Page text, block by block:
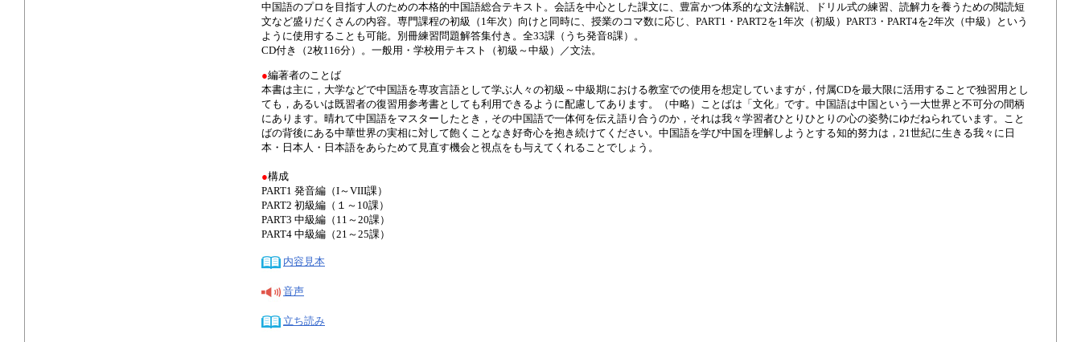
中国語のプロを目指す人のための本格的中国語総合テキスト。会話を中心とした課文に、豊富かつ体系的な文法解説、ドリル式の練習、読解力を養うための閲読短
文など盛りだくさんの内容。専門課程の初級（1年次）向けと同時に、授業のコマ数に応じ、PART1・PART2を1年次（初級）PART3・PART4を2年次（中級）という
ように使用することも可能。別冊練習問題解答集付き。全33課（うち発音8課）。
CD付き（2枚116分）。一般用・学校用テキスト（初級～中級）／文法。
●編著者のことば
本書は主に，大学などで中国語を専攻言語として学ぶ人々の初級～中級期における教室での使用を想定していますが，付属CDを最大限に活用することで独習用とし
ても，あるいは既習者の復習用参考書としても利用できるように配慮してあります。（中略）ことばは「文化」です。中国語は中国という一大世界と不可分の間柄
にあります。晴れて中国語をマスターしたとき，その中国語で一体何を伝え語り合うのか，それは我々学習者ひとりひとりの心の姿勢にゆだねられています。こと
ばの背後にある中華世界の実相に対して飽くことなき好奇心を抱き続けてください。中国語を学び中国を理解しようとする知的努力は，21世紀に生きる我々に日
本・日本人・日本語をあらためて見直す機会と視点をも与えてくれることでしょう。
●構成
PART1 発音編（I～VIII課）
PART2 初級編（１～10課）
PART3 中級編（11～20課）
PART4 中級編（21～25課）
内容見本
音声
立ち読み